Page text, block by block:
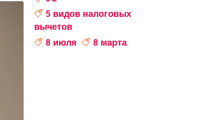
5 видов налоговых
вычетов
8 июля
8 марта